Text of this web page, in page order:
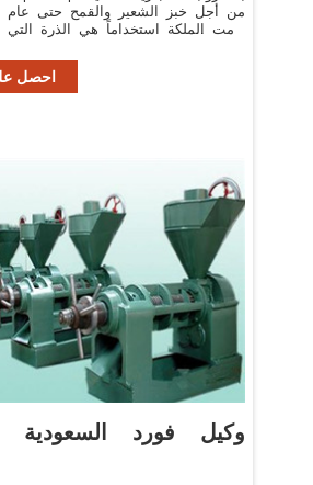
قامت الملكة استخداماً هي الذرة
احصل
وكيل فورد السعودية